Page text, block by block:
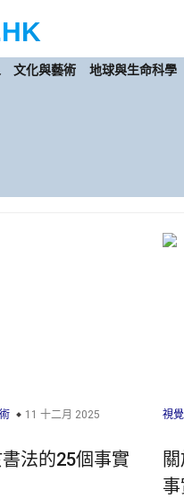
文化與藝術 地球與生命科學
11 十二月 2025
書法的25個事實
視